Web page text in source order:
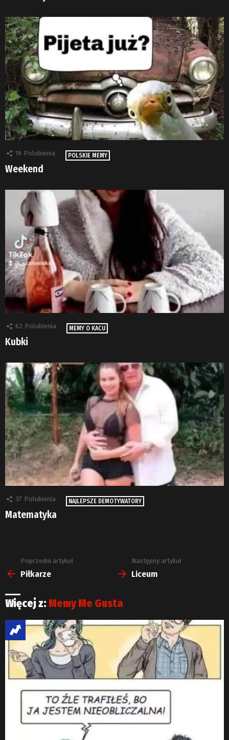
19 Polubienia POLSKIE MEMY
Weekend
62 Polubienia MEMY O KACU
Kubki
37 Polubienia NAJLEPSZE DEMOTYWATORY
Matematyka
Zobacz
więcej
Poprzedni artykuł
Piłkarze
Następny artykuł
Liceum
Więcej z: Memy Me Gusta